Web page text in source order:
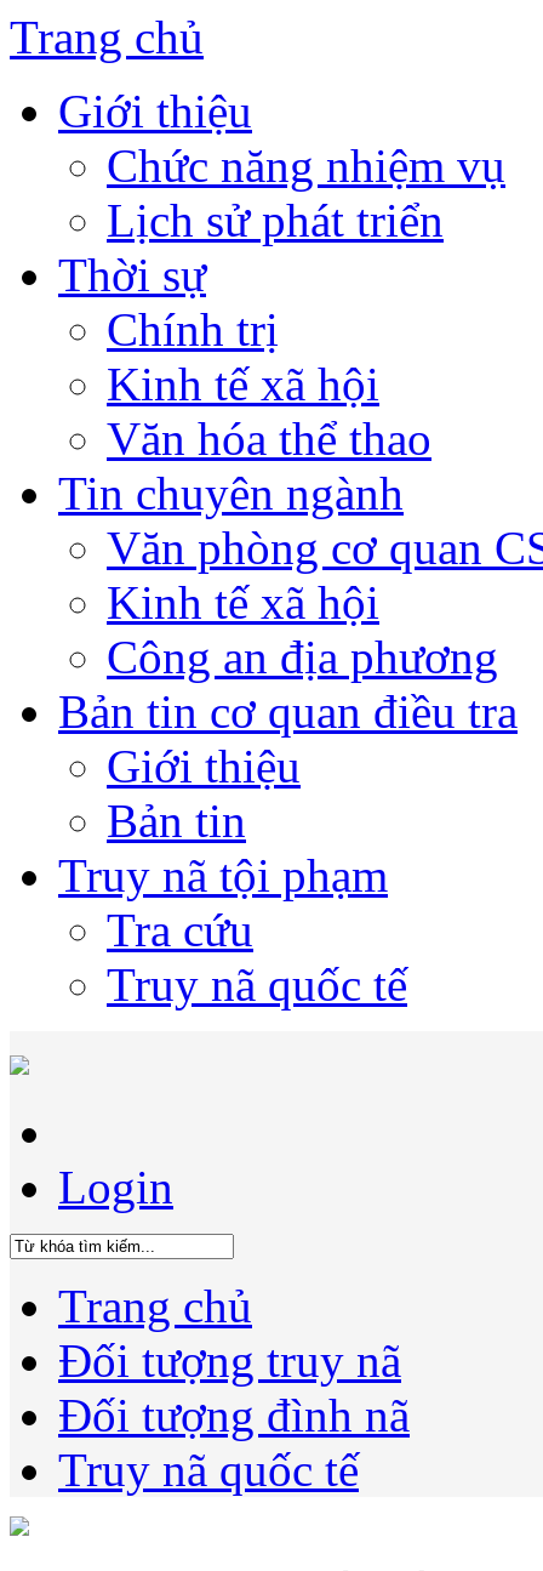
Trang chủ
Giới thiệu
Chức năng nhiệm vụ
Lịch sử phát triển
Thời sự
Chính trị
Kinh tế xã hội
Văn hóa thể thao
Tin chuyên ngành
Văn phòng cơ quan
Kinh tế xã hội
Công an địa phương
Bản tin cơ quan điều tra
Giới thiệu
Bản tin
Truy nã tội phạm
Tra cứu
Truy nã quốc tế
Login
Trang chủ
Đối tượng truy nã
Đối tượng đình nã
Truy nã quốc tế